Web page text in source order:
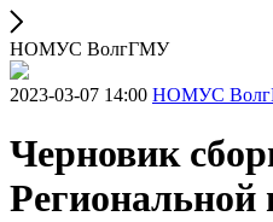
НОМУС ВолгГМУ
2023-03-07 14:00 НОМУС
Черновик
Региональной